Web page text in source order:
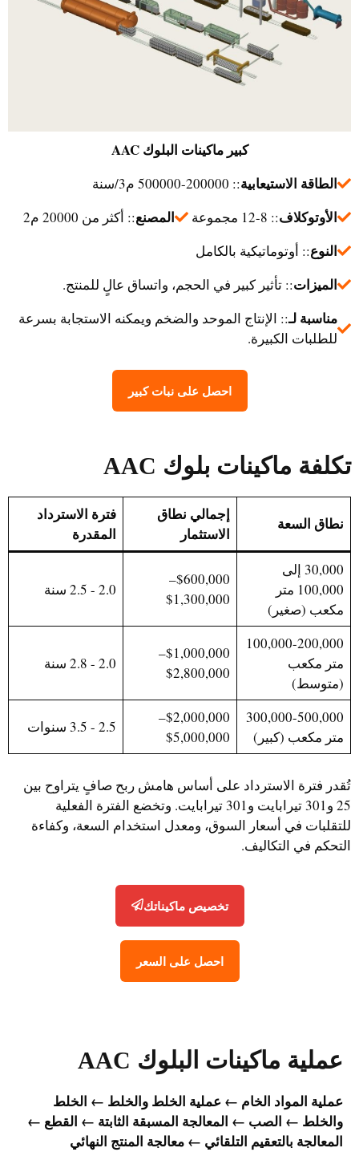
كبير ماكينات البلوك AAC
الطاقة الاستيعابية:: 200000-500000 م3/سنة
الأوتوكلاف:: 8-12 مجموعة المصنع:: أكثر من 20000 م2
النوع:: أوتوماتيكية بالكامل
الميزات:: تأثير كبير في الحجم، واتساق عالٍ للمنتج.
مناسبة لـ:: الإنتاج الموحد والضخم ويمكنه الاستجابة بسرعة
للطلبات الكبيرة.
احصل على نبات كبير
تكلفة ماكينات بلوك AAC
نطاق السعة
إجمالي نطاق
الاستثمار
فترة الاسترداد
المقدرة
30,000 إلى
100,000 متر
مكعب (صغير)
$600,000–
$1,300,000
2.0 - 2.5 سنة
100,000-200,000
متر مكعب
(متوسط)
$1,000,000–
$2,800,000
2.0 - 2.8 سنة
300,000-500,000
متر مكعب (كبير)
$2,000,000–
$5,000,000
2.5 - 3.5 سنوات
تُقدر فترة الاسترداد على أساس هامش ربح صافٍ يتراوح بين
25 و301 تيرابايت و301 تيرابايت. وتخضع الفترة الفعلية
للتقلبات في أسعار السوق، ومعدل استخدام السعة، وكفاءة
التحكم في التكاليف.
تخصيص ماكيناتك
احصل على السعر
عملية ماكينات البلوك AAC
عملية المواد الخام ← عملية الخلط والخلط ← الخلط
والخلط ← الصب ← المعالجة المسبقة الثابتة ← القطع ←
المعالجة بالتعقيم التلقائي ← معالجة المنتج النهائي